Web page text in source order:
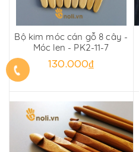
Bộ kim móc cán gỗ 8 cây -
Móc len - PK2-11-7
130.000₫